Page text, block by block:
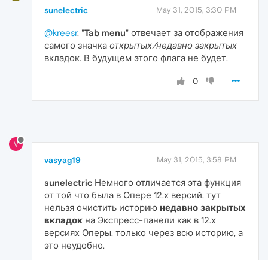
sunelectric May 31, 2015, 3:30 PM
@kreesr, "Tab menu" отвечает за отображения
самого значка открытых/недавно закрытых
вкладок. В будущем этого флага не будет.
0
V
vasyag19 May 31, 2015, 3:58 PM
sunelectric Немного отличается эта функция
от той что была в Опере 12.х версий, тут
нельзя очистить историю недавно закрытых
вкладок на Экспресс-панели как в 12.х
версиях Оперы, только через всю историю, а
это неудобно.